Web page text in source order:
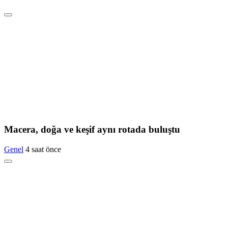
Macera, doğa ve keşif aynı rotada buluştu
Genel 4 saat önce